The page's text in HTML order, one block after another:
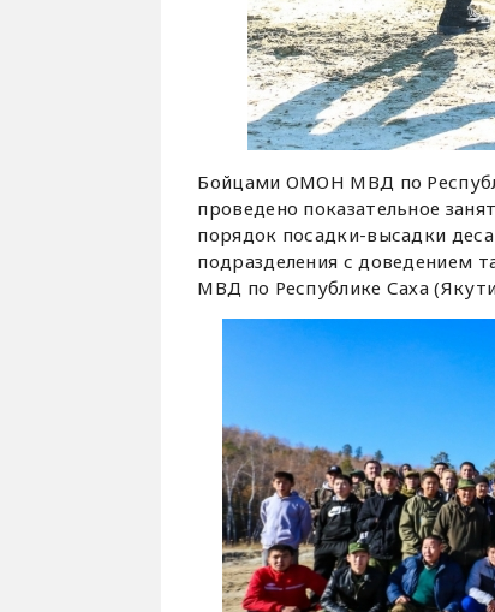
Бойцами ОМОН МВД по
проведено показательное
порядок посадки-высадки
подразделения с доведением
МВД по Республике Саха